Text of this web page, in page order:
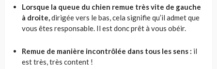
Lorsque la queue du chien remue très vite de gauche
à droite, dirigée vers le bas, cela signifie qu’il admet que
vous êtes responsable. Il est donc prêt à vous obéir.
Remue de manière incontrôlée dans tous les sens : il
est très, très content !